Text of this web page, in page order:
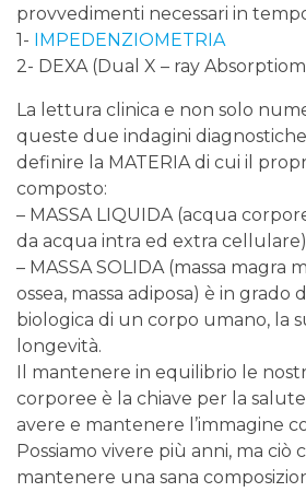
provvedimenti necessari in
1- IMPEDENZIOMETRIA
2- DEXA (Dual X – ray
La lettura clinica e non solo
queste due indagini
definire la MATERIA di cui il
composto:
– MASSA LIQUIDA (acqua
da acqua intra ed extra cellulare)
– MASSA SOLIDA (massa magra
ossea, massa adiposa) è in grado
biologica di un corpo umano, la
longevità.
Il mantenere in equilibrio le
corporee è la chiave per la
avere e mantenere l’immagine
Possiamo vivere più anni, ma ciò
mantenere una sana